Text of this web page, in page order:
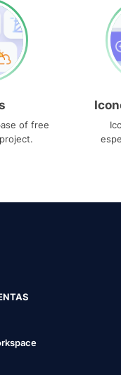
of free